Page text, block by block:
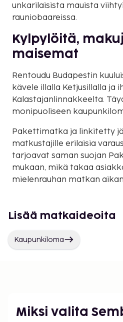
unkarilaisista mauista
rauniobaareissa.
Kylpylöitä,
maisemat
Rentoudu Budapestin
kävele illalla Ketjusillalla ja
Kalastajanlinnakkeelta.
monipuoliseen
Pakettimatka ja linkitetty
matkustajille erilaisia
tarjoavat saman suojan
mukaan, mikä takaa
mielenrauhan matkan
Lisää matkaideoita
Kaupunkiloma
Miksi valita